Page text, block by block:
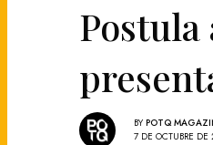
BY POTQ
7 DE OCTUBRE DE